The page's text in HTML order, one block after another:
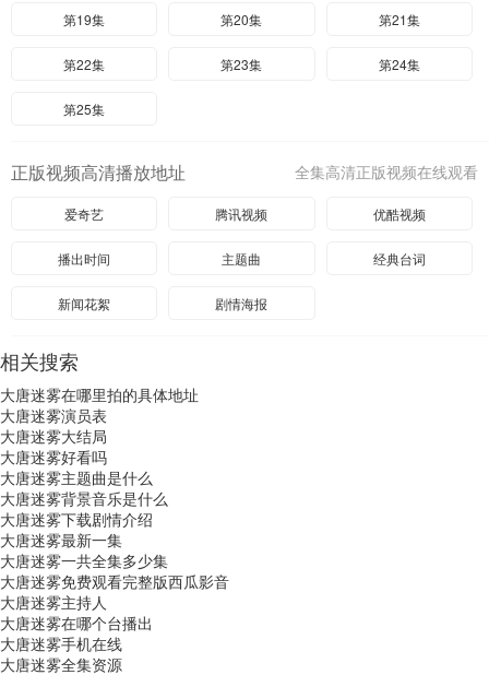
第19集 第20集 第21集
第22集 第23集 第24集
第25集
全集高清正版视频在线观看
正版视频高清播放地址
爱奇艺 腾讯视频 优酷视频
播出时间 主题曲 经典台词
新闻花絮 剧情海报
相关搜索
大唐迷雾在哪里拍的具体地址
大唐迷雾演员表
大唐迷雾大结局
大唐迷雾好看吗
大唐迷雾主题曲是什么
大唐迷雾背景音乐是什么
大唐迷雾下载剧情介绍
大唐迷雾最新一集
大唐迷雾一共全集多少集
大唐迷雾免费观看完整版西瓜影音
大唐迷雾主持人
大唐迷雾在哪个台播出
大唐迷雾手机在线
大唐迷雾全集资源